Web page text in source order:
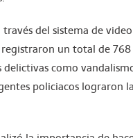
del sistema de
un total de
como
policiacos lograron